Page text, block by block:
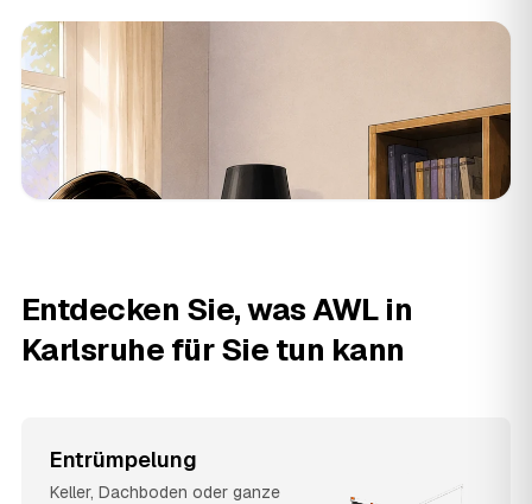
Entdecken Sie, was AWL in
Karlsruhe für Sie tun kann
Entrümpelung
Keller, Dachboden oder ganze